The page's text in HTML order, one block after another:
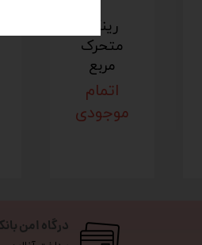
رینگ
متحرک
مربع
اتمام
موجودی
درگاه امن